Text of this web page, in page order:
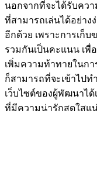
นอกจากที่จะได้รับคว
ที่สามารถเล่นได้อย่าง
อีกด้วย เพราะการเก็
รวมกันเป็นคะแนน เพื่
เพิ่มความท้าทายในก
ก็สามารถที่จะเข้าไปท
เว็บไซต์ของผู้พัฒนาไ
ที่มีความน่ารักสดใสแ